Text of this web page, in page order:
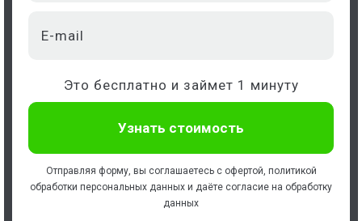
Это бесплатно и займет 1 минуту
Отправляя форму, вы соглашаетесь с офертой, политикой
обработки персональных данных и даёте согласие на обработку
данных